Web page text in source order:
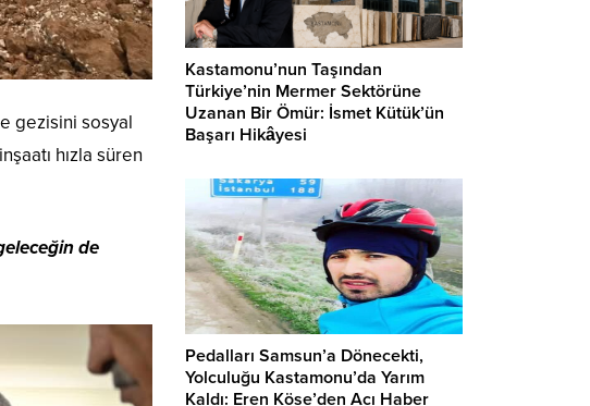
gezisini sosyal
hızla süren
de
Kastamonu’nun Taşından
Türkiye’nin Mermer Sektörüne
Uzanan Bir Ömür: İsmet Kütük’ün
Başarı Hikâyesi
Pedalları Samsun’a Dönecekti,
Yolculuğu Kastamonu’da Yarım
Kaldı: Eren Köse’den Acı Haber